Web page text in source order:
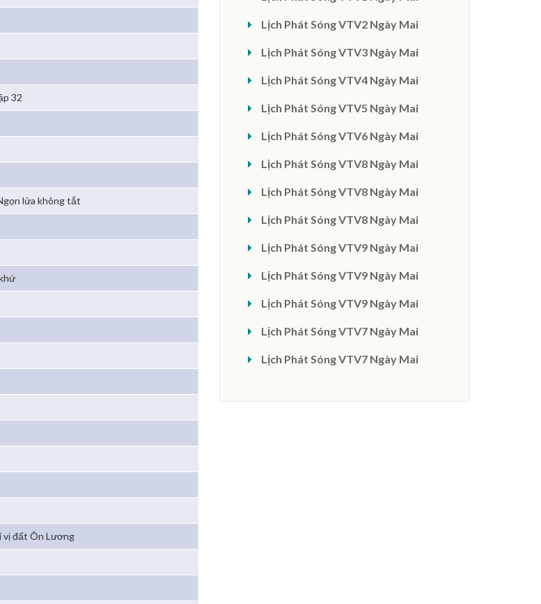
32
lửa không tắt
vị đất Ôn Lương
Lịch Phát Sóng VTV2 Ngày Mai
Lịch Phát Sóng VTV3 Ngày Mai
Lịch Phát Sóng VTV4 Ngày Mai
Lịch Phát Sóng VTV5 Ngày Mai
Lịch Phát Sóng VTV6 Ngày Mai
Lịch Phát Sóng VTV8 Ngày Mai
Lịch Phát Sóng VTV8 Ngày Mai
Lịch Phát Sóng VTV8 Ngày Mai
Lịch Phát Sóng VTV9 Ngày Mai
Lịch Phát Sóng VTV9 Ngày Mai
Lịch Phát Sóng VTV9 Ngày Mai
Lịch Phát Sóng VTV7 Ngày Mai
Lịch Phát Sóng VTV7 Ngày Mai